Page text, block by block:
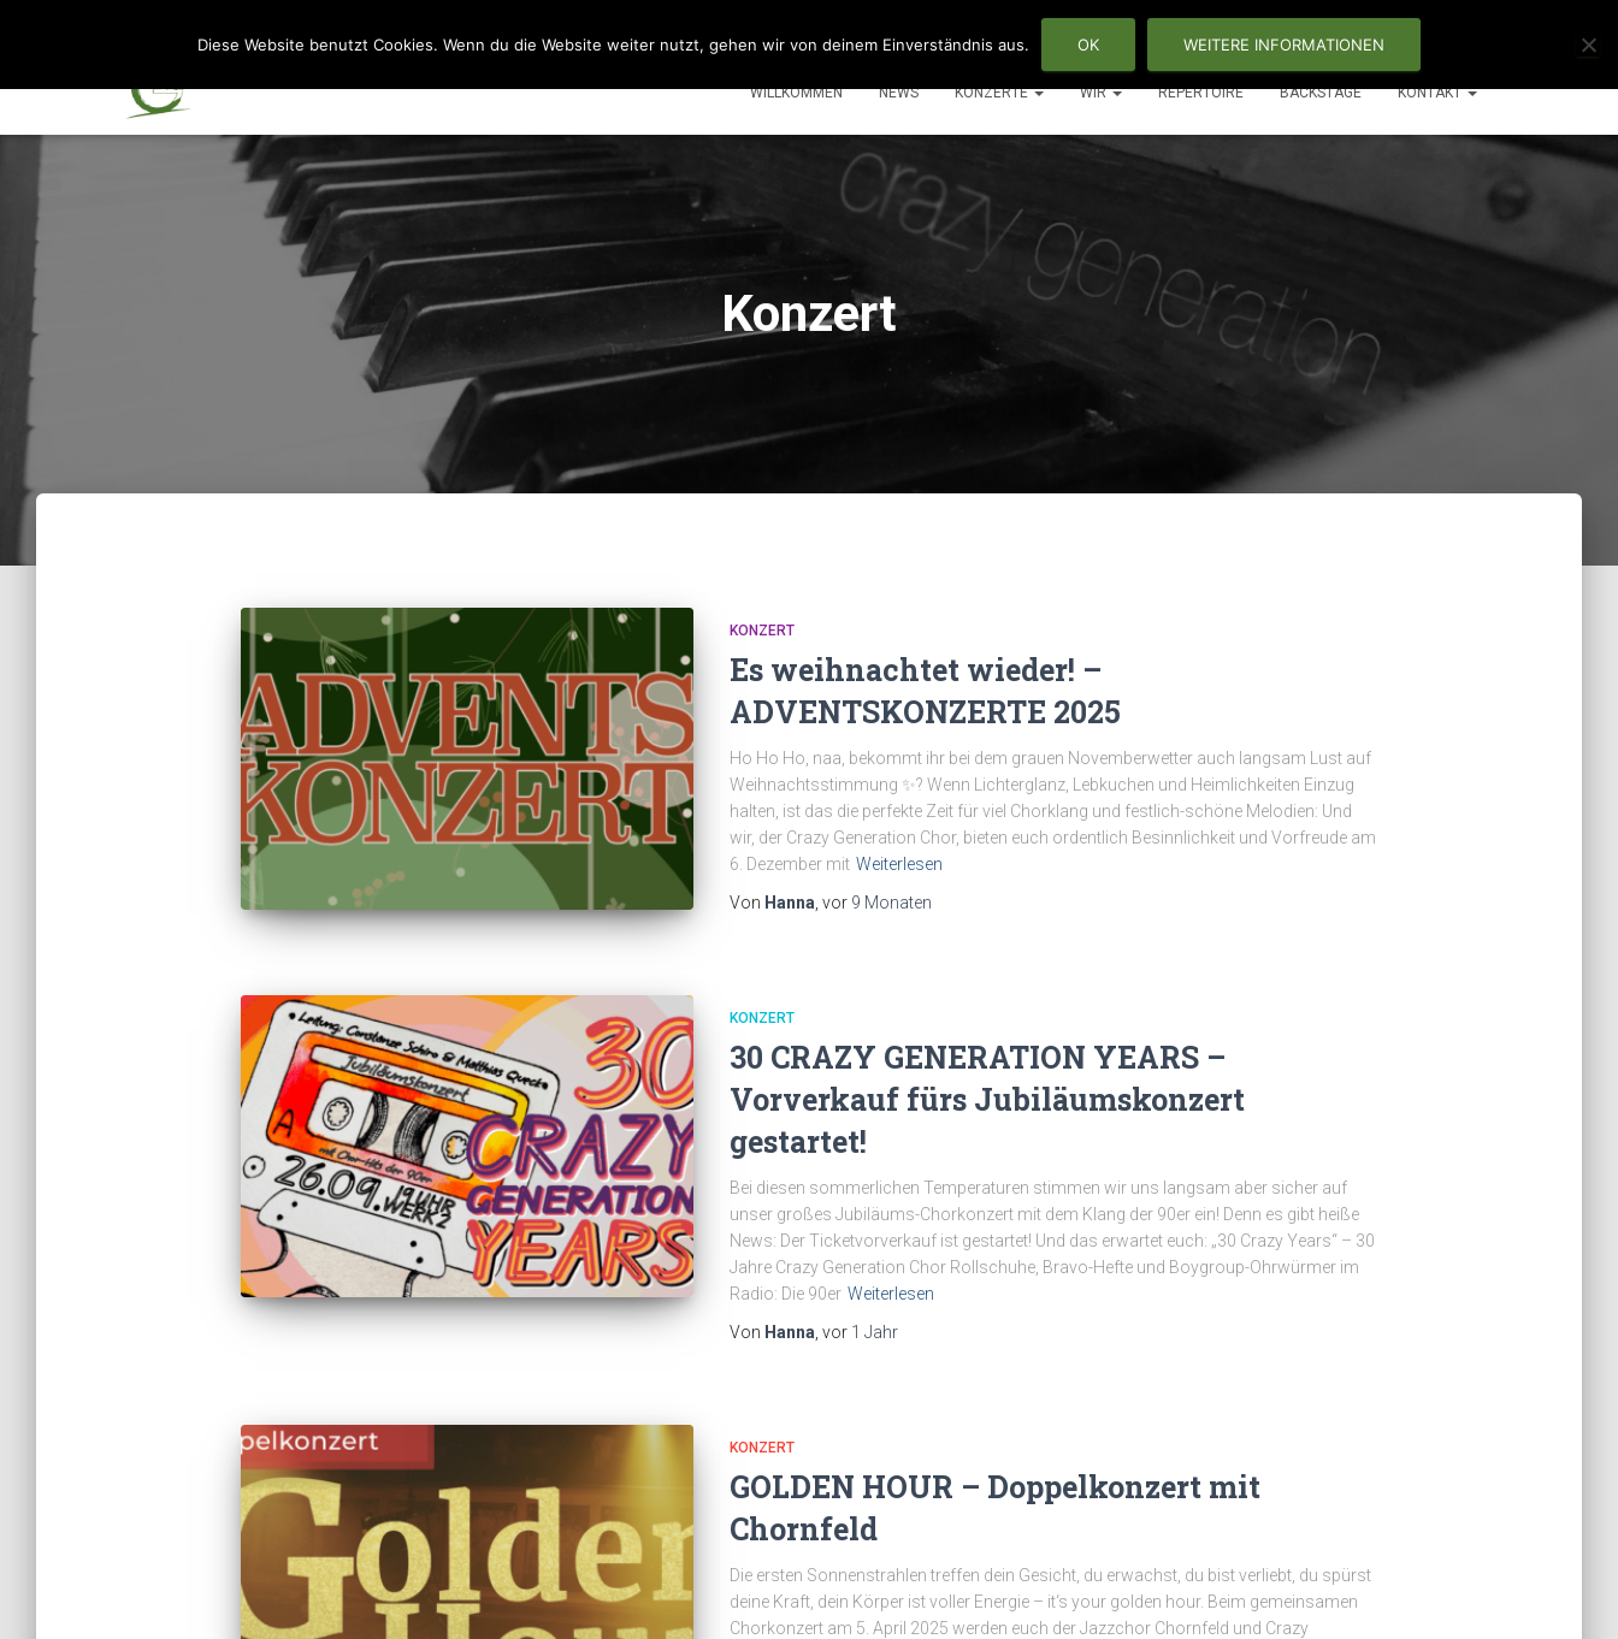
WILLKOMMEN NEWS KONZERTE WIR REPERTOIRE BACKSTAGE KONTAKT
Konzert
KONZERT
Es weihnachtet wieder! –
ADVENTSKONZERTE 2025
Ho Ho Ho, naa, bekommt ihr bei dem grauen Novemberwetter auch langsam Lust auf
Weihnachtsstimmung ✨? Wenn Lichterglanz, Lebkuchen und Heimlichkeiten Einzug
halten, ist das die perfekte Zeit für viel Chorklang und festlich-schöne Melodien: Und
wir, der Crazy Generation Chor, bieten euch ordentlich Besinnlichkeit und Vorfreude am
6. Dezember mit Weiterlesen
Von Hanna , vor 9 Monaten
KONZERT
30 CRAZY GENERATION YEARS –
Vorverkauf fürs Jubiläumskonzert
gestartet!
Bei diesen sommerlichen Temperaturen stimmen wir uns langsam aber sicher auf
unser großes Jubiläums-Chorkonzert mit dem Klang der 90er ein! Denn es gibt heiße
News: Der Ticketvorverkauf ist gestartet! Und das erwartet euch: „30 Crazy Years“ – 30
Jahre Crazy Generation Chor Rollschuhe, Bravo-Hefte und Boygroup-Ohrwürmer im
Radio: Die 90er Weiterlesen
Von Hanna , vor 1 Jahr
KONZERT
GOLDEN HOUR – Doppelkonzert mit
Chornfeld
Die ersten Sonnenstrahlen treffen dein Gesicht, du erwachst, du bist verliebt, du spürst
deine Kraft, dein Körper ist voller Energie – it‘s your golden hour. Beim gemeinsamen
Chorkonzert am 5. April 2025 werden euch der Jazzchor Chornfeld und Crazy
Diese Website benutzt Cookies. Wenn du die Website weiter nutzt, gehen wir von deinem Einverständnis aus. OK WEITERE INFORMATIONEN